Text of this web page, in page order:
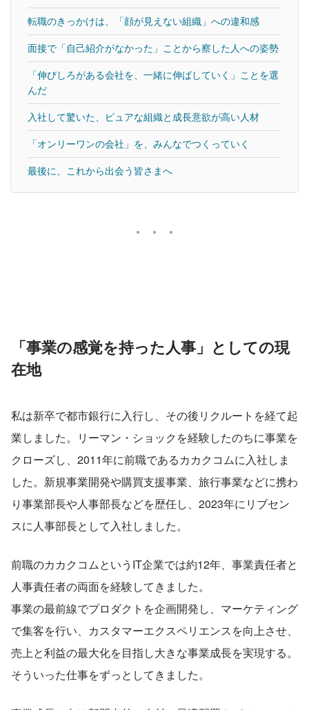
転職のきっかけは、「顔が見えない組織」への違和感
面接で「自己紹介がなかった」ことから察した人への姿勢
「伸びしろがある会社を、一緒に伸ばしていく」ことを選
んだ
入社して驚いた、ピュアな組織と成長意欲が高い人材
「オンリーワンの会社」を、みんなでつくっていく
最後に、これから出会う皆さまへ
「事業の感覚を持った人事」としての現
在地
私は新卒で都市銀行に入行し、その後リクルートを経て起
業しました。リーマン・ショックを経験したのちに事業を
クローズし、2011年に前職であるカカクコムに入社しま
した。新規事業開発や購買支援事業、旅行事業などに携わ
り事業部長や人事部長などを歴任し、2023年にリブセン
スに人事部長として入社しました。
前職のカカクコムというIT企業では約12年、事業責任者と
人事責任者の両面を経験してきました。
事業の最前線でプロダクトを企画開発し、マーケティング
で集客を行い、カスタマーエクスペリエンスを向上させ、
売上と利益の最大化を目指し大きな事業成長を実現する。
そういった仕事をずっとしてきました。